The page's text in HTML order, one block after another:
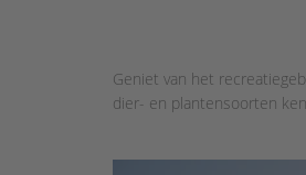
Geniet van het
dier- en plantensoorten